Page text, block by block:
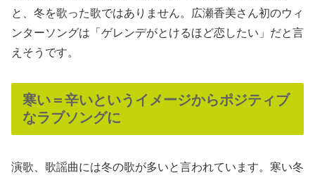
と、冬を歌った歌ではありません。広瀬香美さん初のウィ
ンターソングは「ゲレンデがとけるほど恋したい」だと言
えそうです。
寒い＝辛いというイメージからポジティブ
なラブソングに
演歌、歌謡曲には冬の歌が多いと言われています。寒い冬